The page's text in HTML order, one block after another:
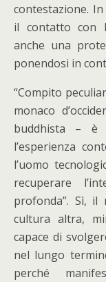
contestazione.
il contatto con
anche una
ponendosi in
“Compito
monaco
buddhista – è
l’esperienza
l’uomo
recuperare
profonda”. Sì, il
cultura altra,
capace di
nel lungo
perché